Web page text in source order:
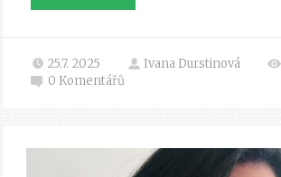
25.7. 2025 Ivana Durstinová
0 Komentářů